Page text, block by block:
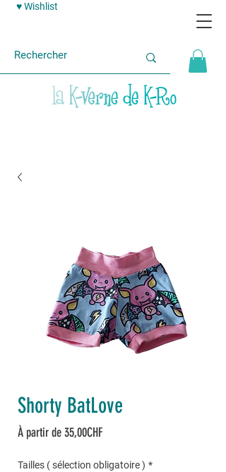
♥ Wishlist
Shorty BatLove
À partir de35,00CHFPrix
Tailles ( sélection obligatoire ) *